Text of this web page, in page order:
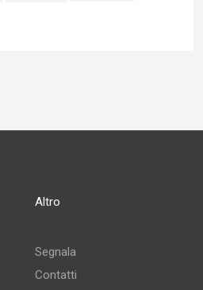
Altro
Segnala
Contatti